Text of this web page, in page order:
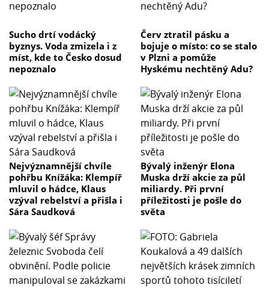
Sucho drtí vodácký
byznys. Voda zmizela i z
míst, kde to Česko dosud
nepoznalo
Červ ztratil pásku a
bojuje o místo: co se stalo
v Plzni a pomůže
Hyskému nechtěný Adu?
Nejvýznamnější chvíle
pohřbu Knížáka: Klempíř
mluvil o hádce, Klaus
vzýval rebelství a přišla i
Sára Saudková
Bývalý inženýr Elona
Muska drží akcie za půl
miliardy. Při první
příležitosti je pošle do
světa